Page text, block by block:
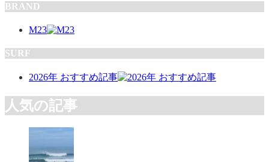
BRAND
M23
SURF
2026年 おすすめ記事
人気の記事